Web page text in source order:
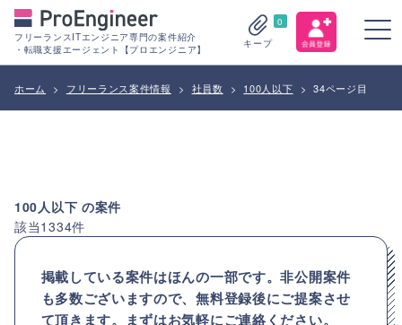
フリーランスITエンジニア専門の案件紹介
・転職支援エージェント【プロエンジニア】
0
キープ
ホーム > フリーランス案件情報 > 社員数 > 100人以下 > 34ページ目
100人以下 の案件
該当1334件
掲載している案件はほんの一部です。非公開案件
も多数ございますので、無料登録後にご提案させ
て頂きます。まずはお気軽にご連絡ください。